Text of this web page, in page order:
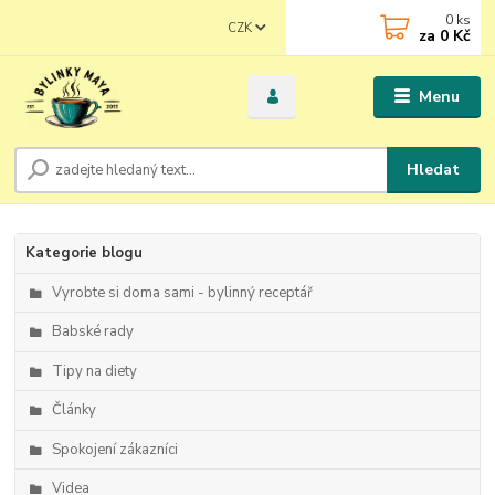
Menu
CZK
Hledat
0 ks
za 0 Kč
Kategorie blogu
Vyrobte si doma sami - bylinný receptář
Babské rady
Tipy na diety
Články
Spokojení zákazníci
Videa